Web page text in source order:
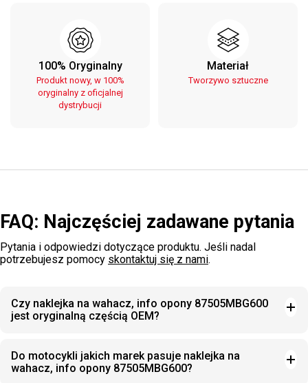
100% Oryginalny
Produkt nowy, w 100%
oryginalny z oficjalnej
dystrybucji
Materiał
Tworzywo sztuczne
FAQ: Najczęściej zadawane pytania
Pytania i odpowiedzi dotyczące produktu. Jeśli nadal
potrzebujesz pomocy skontaktuj się z nami.
Czy naklejka na wahacz, info opony 87505MBG600
jest oryginalną częścią OEM?
Do motocykli jakich marek pasuje naklejka na
wahacz, info opony 87505MBG600?